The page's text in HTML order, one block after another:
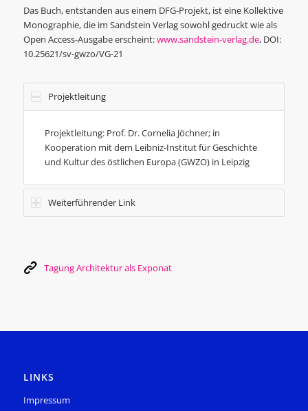
Das Buch, entstanden aus einem DFG-Projekt, ist eine Kollektive
Monographie, die im Sandstein Verlag sowohl gedruckt wie als
Open Access-Ausgabe erscheint:www.sandstein-verlag.de, DOI:
10.25621/sv-gwzo/VG-21
Projektleitung
Projektleitung: Prof. Dr. Cornelia Jöchner; in
Kooperation mit dem Leibniz-Institut für Geschichte
und Kultur des östlichen Europa (GWZO) in Leipzig
Weiterführender Link
Tagung Architektur als Exponat
LINKS
Impressum